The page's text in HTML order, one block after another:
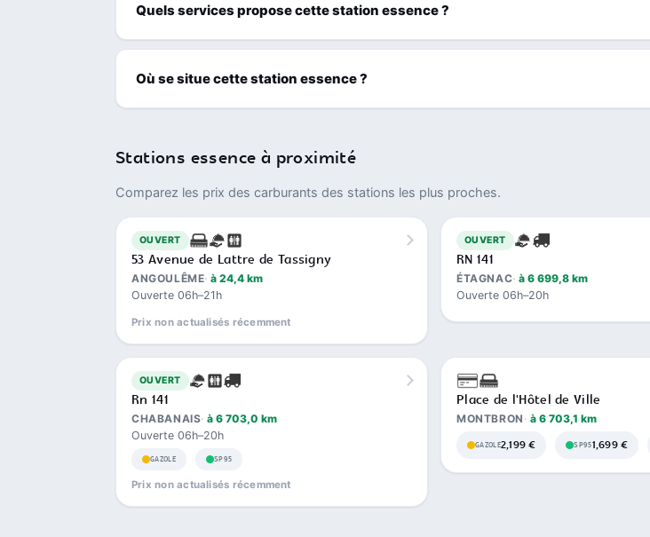
Quels services propose cette station essence ?
Où se situe cette station essence ?
Stations essence à proximité
Comparez les prix des carburants des stations les plus proches.
OUVERT
53 Avenue de Lattre de Tassigny
ANGOULÊME à 24,4 km
Ouverte 06h–21h
Prix non actualisés récemment
OUVERT
RN 141
ÉTAGNAC à 6 699,8 km
Ouverte 06h–20h
OUVERT
Rn 141
CHABANAIS à 6 703,0 km
Ouverte 06h–20h
GAZOLE SP95
Prix non actualisés récemment
Place de l'Hôtel de Ville
MONTBRON à 6 703,1 km
GAZOLE2,199 € SP951,699 €